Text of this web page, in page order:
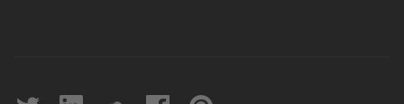
Twitter linkedin soundcloudFacebookpinterest